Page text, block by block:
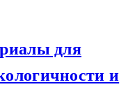
для
и